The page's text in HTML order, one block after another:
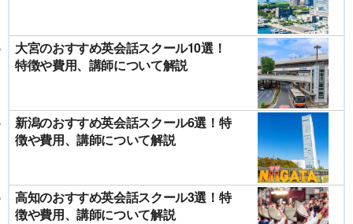
大宮のおすすめ英会話スクール10選！
特徴や費用、講師について解説
新潟のおすすめ英会話スクール6選！特
徴や費用、講師について解説
高知のおすすめ英会話スクール3選！特
徴や費用、講師について解説